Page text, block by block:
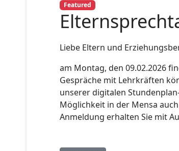
Featured
Liebe Eltern und
am Montag, den 09.02.2026
Gespräche mit Lehrkräften
unserer digitalen
Möglichkeit in der Mensa
Anmeldung erhalten Sie mit